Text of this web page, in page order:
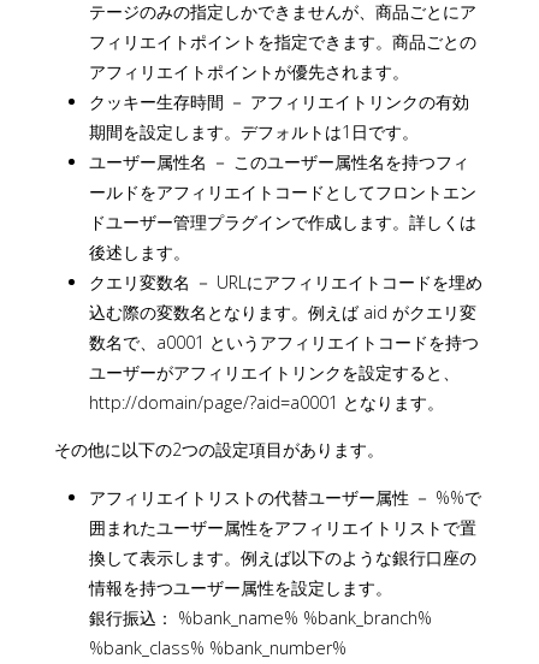
テージのみの指定しかできませんが、商品ごとにア
フィリエイトポイントを指定できます。商品ごとの
アフィリエイトポイントが優先されます。
クッキー生存時間 － アフィリエイトリンクの有効
期間を設定します。デフォルトは1日です。
ユーザー属性名 － このユーザー属性名を持つフィ
ールドをアフィリエイトコードとしてフロントエン
ドユーザー管理プラグインで作成します。詳しくは
後述します。
クエリ変数名 － URLにアフィリエイトコードを埋め
込む際の変数名となります。例えば aid がクエリ変
数名で、a0001 というアフィリエイトコードを持つ
ユーザーがアフィリエイトリンクを設定すると、
http://domain/page/?aid=a0001 となります。
その他に以下の2つの設定項目があります。
アフィリエイトリストの代替ユーザー属性 － %%で
囲まれたユーザー属性をアフィリエイトリストで置
換して表示します。例えば以下のような銀行口座の
情報を持つユーザー属性を設定します。
銀行振込： %bank_name% %bank_branch%
%bank_class% %bank_number%